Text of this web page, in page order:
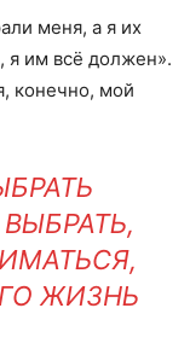
меня, а я их
я им всё должен».
конечно, мой
ЖИЗНЬ